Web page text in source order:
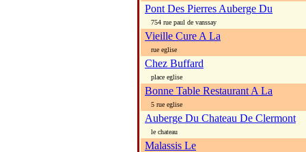
Pont Des Pierres Auberge Du
754 rue paul de vanssay
Vieille Cure A La
rue eglise
Chez Buffard
place eglise
Bonne Table Restaurant A La
5 rue eglise
Auberge Du Chateau De Clermont
le chateau
Malassis Le